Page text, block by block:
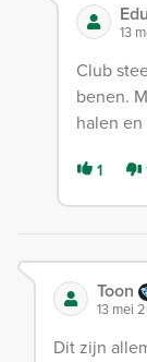
13
Club
benen.
halen
1
Toon
13 mei
Dit zijn